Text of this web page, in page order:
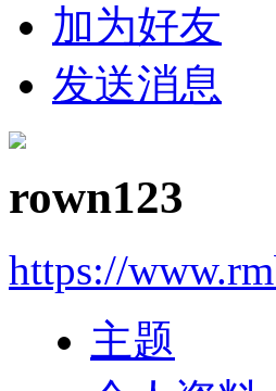
加为好友
发送消息
rown123
https://
主题